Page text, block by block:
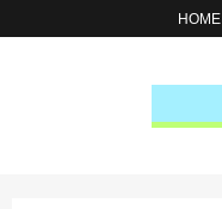
HOME